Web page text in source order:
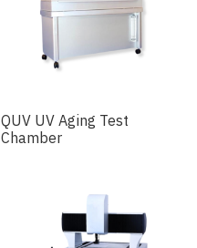
QUV UV Aging Test
Chamber